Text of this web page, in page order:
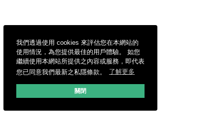
我們透過使用 cookies 來評估您在本網站的
使用情況，為您提供最佳的用戶體驗。 如您
繼續使用本網站所提供之內容或服務，即代表
您已同意我們最新之私隱條款。
了解更多
關閉